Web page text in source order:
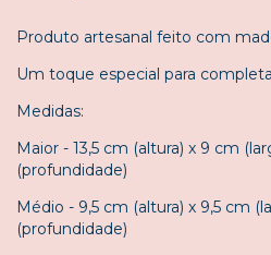
Produto artesanal feito com
Um toque especial para
Medidas:
Maior - 13,5 cm (altura) x 9 cm
(profundidade)
Médio - 9,5 cm (altura) x 9,5 cm
(profundidade)